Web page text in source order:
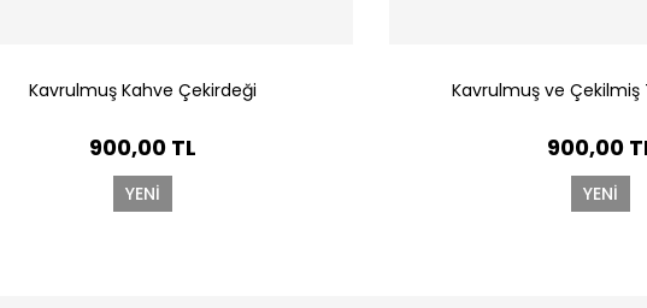
Kavrulmuş Kahve Çekirdeği
900,00 TL
YENİ
Kavrulmuş ve Çekilmiş
900,00
YENİ